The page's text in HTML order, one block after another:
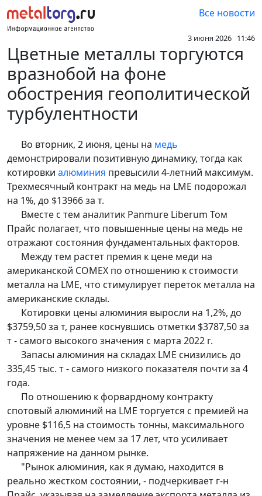
Все новости
3 июня 2026 11:46
Цветные металлы торгуются
вразнобой на фоне
обострения геополитической
турбулентности
Во вторник, 2 июня, цены на медь
демонстрировали позитивную динамику, тогда как
котировки алюминия превысили 4-летний максимум.
Трехмесячный контракт на медь на LME подорожал
на 1%, до $13966 за т.
Вместе с тем аналитик Panmure Liberum Том
Прайс полагает, что повышенные цены на медь не
отражают состояния фундаментальных факторов.
Между тем растет премия к цене меди на
американской COMEX по отношению к стоимости
металла на LME, что стимулирует переток металла на
американские склады.
Котировки цены алюминия выросли на 1,2%, до
$3759,50 за т, ранее коснувшись отметки $3787,50 за
т - самого высокого значения с марта 2022 г.
Запасы алюминия на складах LME снизились до
335,45 тыс. т - самого низкого показателя почти за 4
года.
По отношению к форвардному контракту
спотовый алюминий на LME торгуется с премией на
уровне $116,5 на стоимость тонны, максимального
значения не менее чем за 17 лет, что усиливает
напряжение на данном рынке.
"Рынок алюминия, как я думаю, находится в
реально жестком состоянии, - подчеркивает г-н